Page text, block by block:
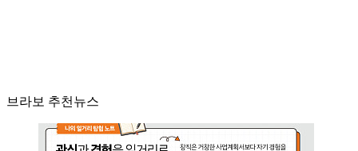
브라보 추천뉴스